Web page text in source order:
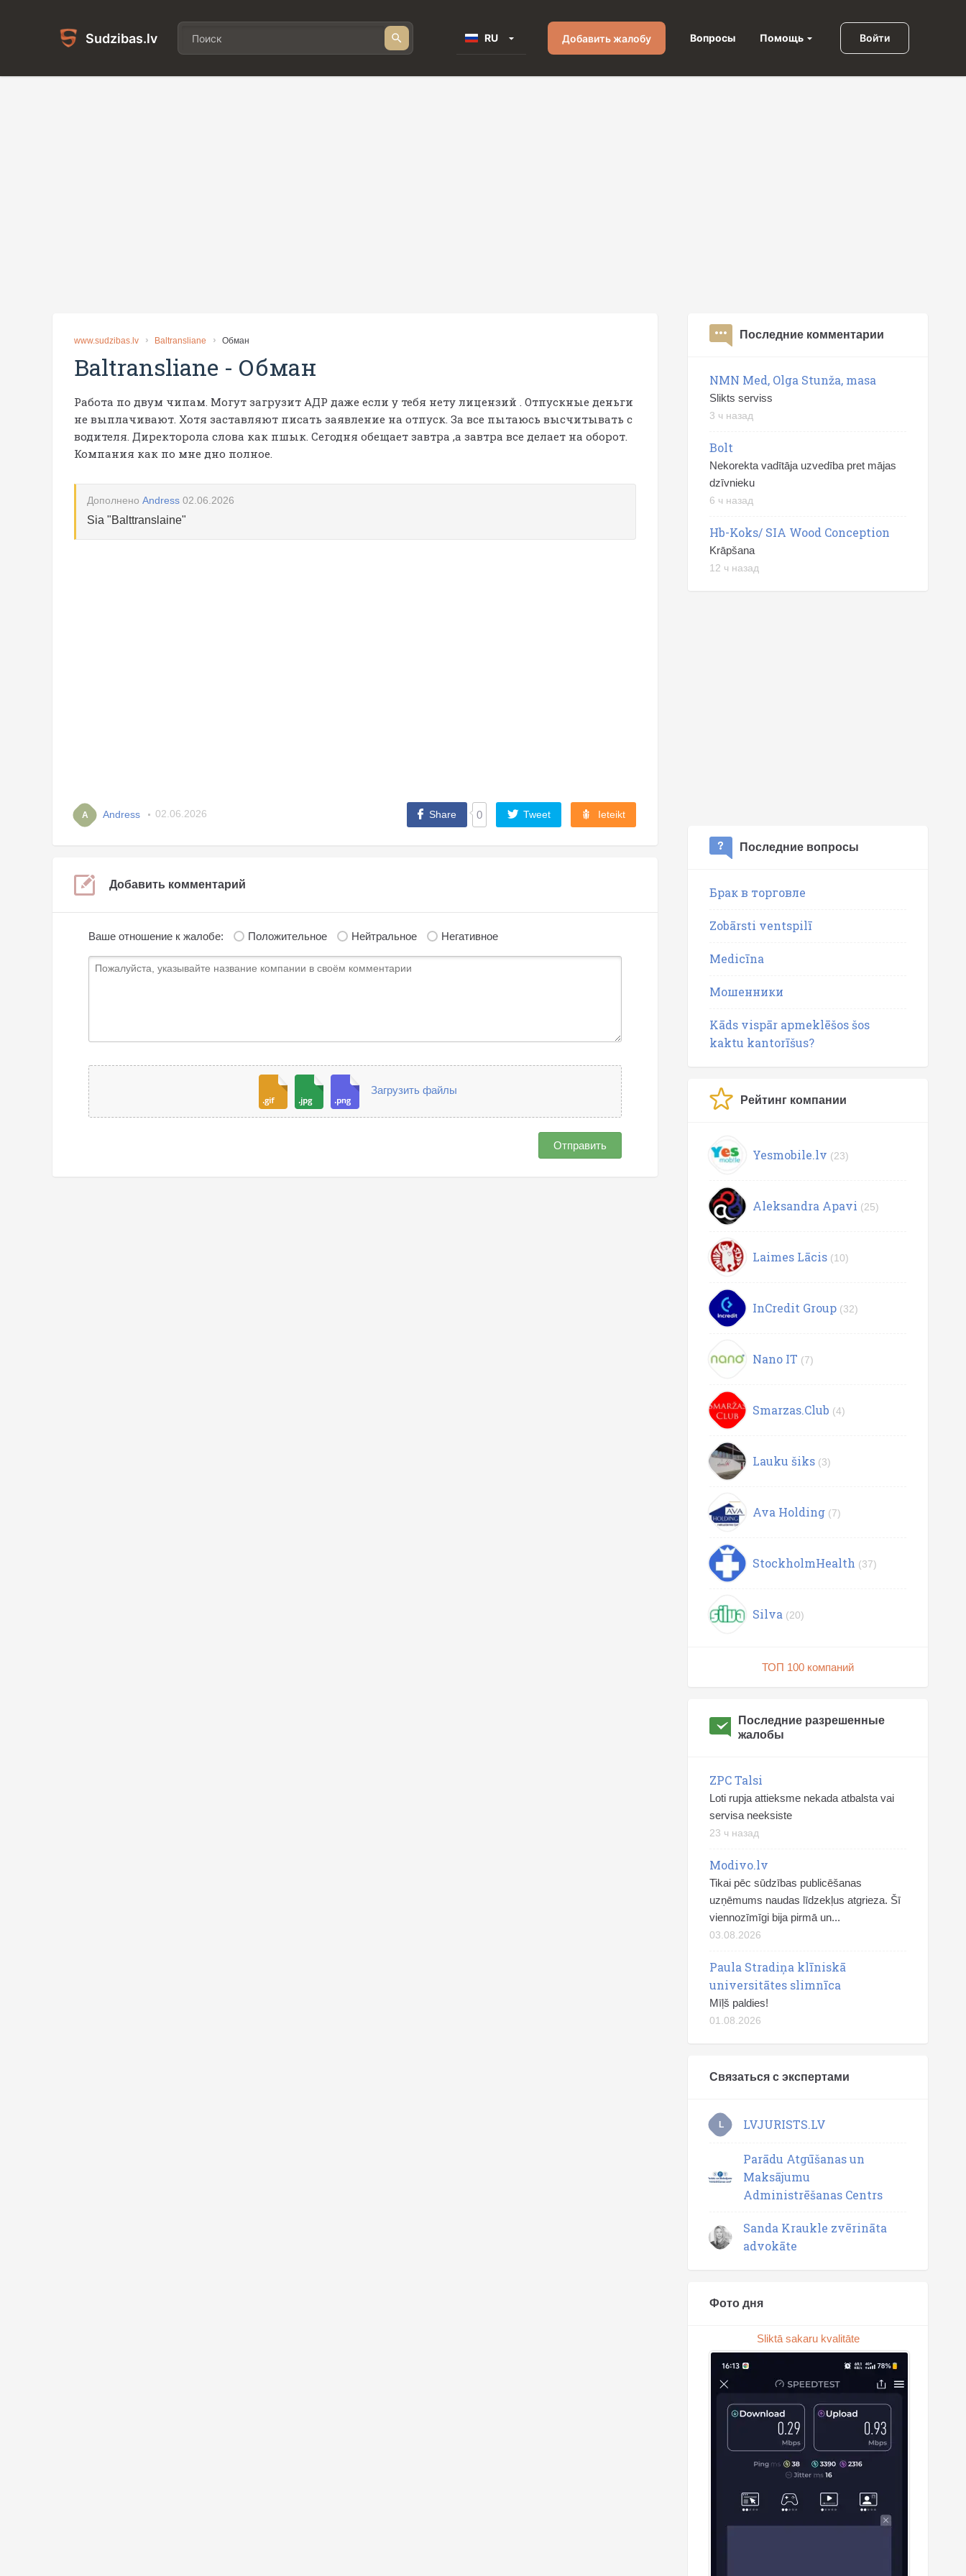
Sudzibas.lv RU Добавить жалобу Вопросы Помощь Войти
www.sudzibas.lv Baltransliane Обман
Baltransliane - Обман
Работа по двум чипам. Могут загрузит АДР даже если у тебя нету лицензий . Отпускные деньги
не выплачивают. Хотя заставляют писать заявление на отпуск. За все пытаюсь высчитывать с
водителя. Директорола слова как пшык. Сегодня обещает завтра ,а завтра все делает на оборот.
Компания как по мне дно полное.
Дополнено Andress 02.06.2026
Sia "Balttranslaine"
A Andress 02.06.2026 Share 0 Tweet Ieteikt
Добавить комментарий
Ваше отношение к жалобе: Положительное Нейтральное Негативное
Загрузить файлы
Отправить
Последние комментарии
NMN Med, Olga Stunža, masa
Slikts serviss
3 ч назад
Bolt
Nekorekta vadītāja uzvedība pret mājas
dzīvnieku
6 ч назад
Hb-Koks/ SIA Wood Conception
Krāpšana
12 ч назад
Последние вопросы
Брак в торговле
Zobārsti ventspilī
Medicīna
Мошенники
Kāds vispār apmeklēšos šos
kaktu kantorīšus?
Рейтинг компании
Yesmobile.lv (23)
Aleksandra Apavi (25)
Laimes Lācis (10)
InCredit Group (32)
Nano IT (7)
Smarzas.Club (4)
Lauku šiks (3)
Ava Holding (7)
StockholmHealth (37)
Silva (20)
ТОП 100 компаний
Последние разрешенные
жалобы
ZPC Talsi
Loti rupja attieksme nekada atbalsta vai
servisa neeksiste
23 ч назад
Modivo.lv
Tikai pēc sūdzības publicēšanas
uzņēmums naudas līdzekļus atgrieza. Šī
viennozīmīgi bija pirmā un...
03.08.2026
Paula Stradiņa klīniskā
universitātes slimnīca
Mīļš paldies!
01.08.2026
Связаться с экспертами
L LVJURISTS.LV
Parādu Atgūšanas un
Maksājumu
Administrēšanas Centrs
Sanda Kraukle zvērināta
advokāte
Фото дня
Sliktā sakaru kvalitāte